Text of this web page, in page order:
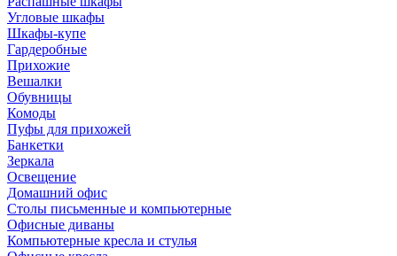
Угловые шкафы
Шкафы-купе
Гардеробные
Прихожие
Вешалки
Обувницы
Комоды
Пуфы для прихожей
Банкетки
Зеркала
Освещение
Домашний офис
Столы письменные и компьютерные
Офисные диваны
Компьютерные кресла и стулья